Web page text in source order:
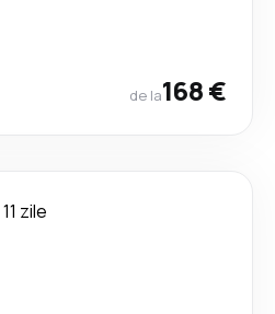
de la168 €
11 zile